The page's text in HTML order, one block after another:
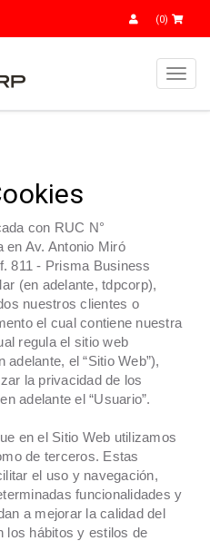
(0)
con RUC N°
en Av. Antonio Miró
811 - Prisma Business
(en adelante, tdpcorp),
nuestros clientes o
el cual contiene nuestra
regula el sitio web
el “Sitio Web”),
la privacidad de los
adelante el “Usuario”.
en el Sitio Web utilizamos
de terceros. Estas
el uso y navegación,
funcionalidades y
a mejorar la calidad del
los hábitos y estilos de